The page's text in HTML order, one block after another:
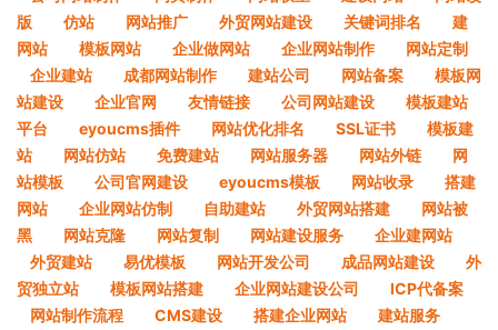
版
仿站 网站推广 外贸网站建设 关键词排名
建
网站
模板网站 企业做网站 企业网站制作
网站定制
企业建站
成都网站制作 建站公司 网站备案
模板网
站建设
企业官网 友情链接 公司网站建设
模板建站
平台
eyoucms插件 网站优化排名 SSL证书
模板建
站
网站仿站 免费建站 网站服务器 网站外链
网
站模板
公司官网建设 eyoucms模板 网站收录
搭建
网站
企业网站仿制 自助建站 外贸网站搭建
网站被
黑
网站克隆 网站复制 网站建设服务
企业建网站
外贸建站
易优模板 网站开发公司 成品网站建设
外
贸独立站
模板网站搭建 企业网站建设公司
ICP代备案
网站制作流程
CMS建设 搭建企业网站
建站服务